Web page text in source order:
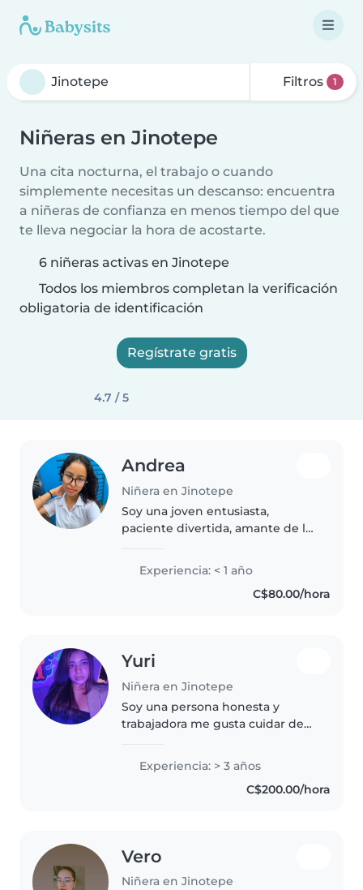
Filtros 1
Niñeras en Jinotepe
Una cita nocturna, el trabajo o cuando
simplemente necesitas un descanso: encuentra
a niñeras de confianza en menos tiempo del que
te lleva negociar la hora de acostarte.
6 niñeras activas en Jinotepe
Todos los miembros completan la verificación
obligatoria de identificación
Regístrate gratis
4.7 / 5
Andrea
Niñera en Jinotepe
Soy una joven entusiasta,
paciente divertida, amante de la
Me encanta jugar y hacer la tarea
con ellos.
Experiencia: < 1 año
C$80.00/hora
Yuri
Niñera en Jinotepe
Soy una persona honesta y
trabajadora me gusta cuidar de
Experiencia: > 3 años
C$200.00/hora
Vero
Niñera en Jinotepe